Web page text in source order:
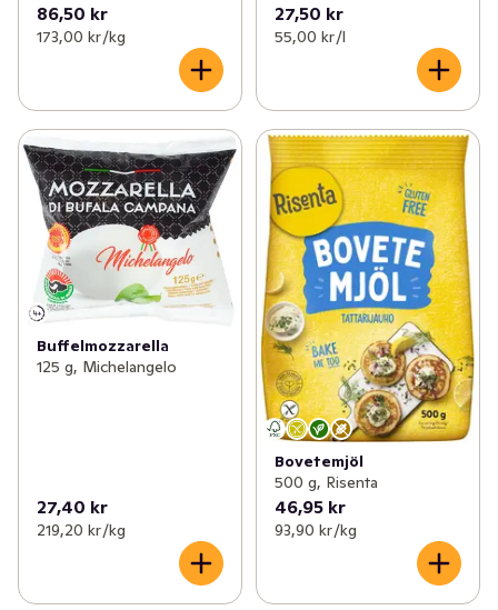
86,50 kr
173,00 kr /kg
27,50 kr
55,00 kr /l
Buffelmozzarella
125 g, Michelangelo
27,40 kr
219,20 kr /kg
Bovetemjöl
500 g, Risenta
46,95 kr
93,90 kr /kg